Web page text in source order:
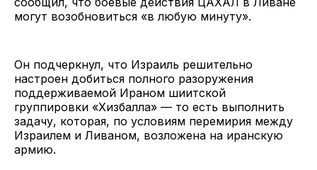
могут возобновиться «в любую минуту».
Он подчеркнул, что Израиль решительно
настроен добиться полного разоружения
поддерживаемой Ираном шиитской
группировки «Хизбалла» — то есть выполнить
задачу, которая, по условиям перемирия между
Израилем и Ливаном, возложена на иранскую
армию.